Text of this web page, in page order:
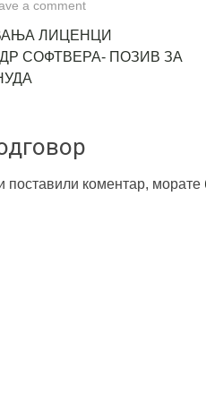
a comment
ЛИЦЕНЦИ
СОФТВЕРА- ПОЗИВ ЗА
поставили коментар, морате